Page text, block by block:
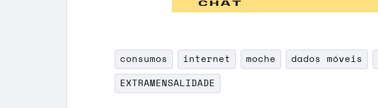
consumos internet moche dados móveis
EXTRAMENSALIDADE